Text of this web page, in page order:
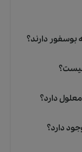
بوسفور دارند؟
دارد؟
دارد؟